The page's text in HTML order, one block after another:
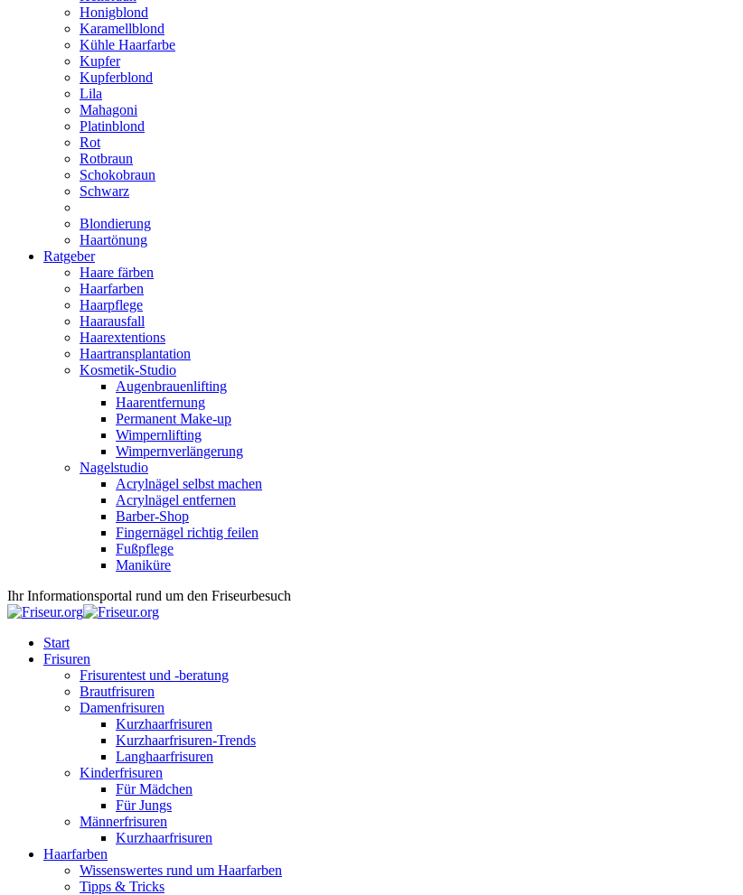
Honigblond
Karamellblond
Kühle Haarfarbe
Kupfer
Kupferblond
Lila
Mahagoni
Platinblond
Rot
Rotbraun
Schokobraun
Schwarz
Blondierung
Haartönung
Ratgeber
Haare färben
Haarfarben
Haarpflege
Haarausfall
Haarextentions
Haartransplantation
Kosmetik-Studio
Augenbrauenlifting
Haarentfernung
Permanent Make-up
Wimpernlifting
Wimpernverlängerung
Nagelstudio
Acrylnägel selbst machen
Acrylnägel entfernen
Barber-Shop
Fingernägel richtig feilen
Fußpflege
Maniküre
Ihr Informationsportal rund um den Friseurbesuch
Start
Frisuren
Frisurentest und -beratung
Brautfrisuren
Damenfrisuren
Kurzhaarfrisuren
Kurzhaarfrisuren-Trends
Langhaarfrisuren
Kinderfrisuren
Für Mädchen
Für Jungs
Männerfrisuren
Kurzhaarfrisuren
Haarfarben
Wissenswertes rund um Haarfarben
Tipps & Tricks